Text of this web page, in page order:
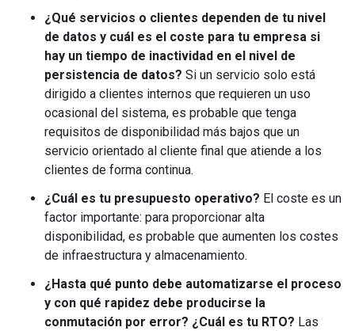
¿Qué servicios o clientes dependen de tu nivel
de datos y cuál es el coste para tu empresa si
hay un tiempo de inactividad en el nivel de
persistencia de datos? Si un servicio solo está
dirigido a clientes internos que requieren un uso
ocasional del sistema, es probable que tenga
requisitos de disponibilidad más bajos que un
servicio orientado al cliente final que atiende a los
clientes de forma continua.
¿Cuál es tu presupuesto operativo? El coste es un
factor importante: para proporcionar alta
disponibilidad, es probable que aumenten los costes
de infraestructura y almacenamiento.
¿Hasta qué punto debe automatizarse el proceso
y con qué rapidez debe producirse la
conmutación por error? ¿Cuál es tu RTO? Las